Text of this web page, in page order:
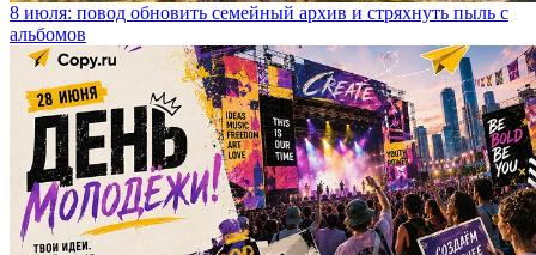
8 июля: повод обновить семейный архив и стряхнуть пыль с
альбомов